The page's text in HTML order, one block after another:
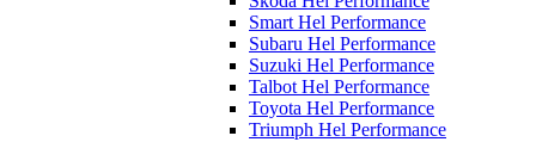
Smart Hel Performance
Subaru Hel Performance
Suzuki Hel Performance
Talbot Hel Performance
Toyota Hel Performance
Triumph Hel Performance